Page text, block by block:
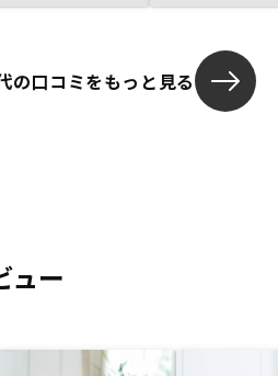
の口コミをもっと見る
ュー